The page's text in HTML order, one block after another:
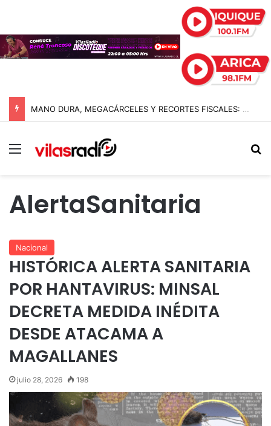
MANO DURA, MEGACÁRCELES Y RECORTES FISCALES: EL GIRO RADICAL DE ABELARDO DE LA ESPRIELLA AL ASUMIR COMO PRESIDENTE DE COLOMBIA
Menú
AlertaSanitaria
Nacional
HISTÓRICA ALERTA SANITARIA
POR HANTAVIRUS: MINSAL
DECRETA MEDIDA INÉDITA
DESDE ATACAMA A
MAGALLANES
julio 28, 2026 198